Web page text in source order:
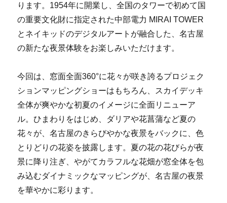
ります。1954年に開業し、全国のタワーで初めて国
の重要文化財に指定された中部電力 MIRAI TOWER
とネイキッドのデジタルアートが融合した、名古屋
の新たな夜景体験をお楽しみいただけます。
今回は、窓面全面360°に花々が咲き誇るプロジェク
ションマッピングショーはもちろん、スカイデッキ
全体が爽やかな初夏のイメージに全面リニューア
ル。ひまわりをはじめ、ダリアや花菖蒲など夏の
花々が、名古屋のきらびやかな夜景をバックに、色
とりどりの花姿を披露します。夏の花の花びらが夜
景に降り注ぎ、やがてカラフルな花畑が窓全体を包
み込むダイナミックなマッピングが、名古屋の夜景
を華やかに彩ります。